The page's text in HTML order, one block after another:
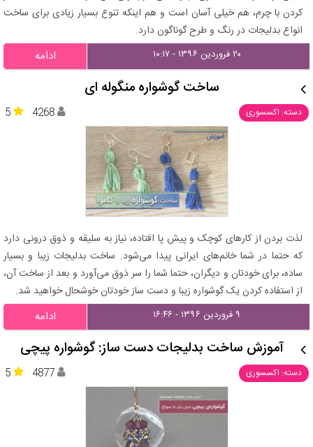
کردن با چرم، هم خیلی آسان است و هم اینکه تنوع بسیار زیادی برای ساخت
انواع بدلیجات در رنگ و طرح گوناگون دارد.
۲۰ فروردین ۱۳۹۶ - ۱۰:۱۷ ادامه
ساخت گوشواره منگوله ای
دسته: اکسسوری 5 4268
لذت بردن از کارهای کوچک و پیش پا افتاده، نیاز به سلیقه و ذوق درونی دارد
که حتما در شما خانم‌های ایرانی پیدا می‌شود. ساخت بدلیجات زیبا و بسیار
ساده، برای خودتان و دیگران، حتما شما را سر ذوق می‌آورد و بعد از ساخت آن،
از استفاده کردن یک گوشواره زیبا و دست ساز خودتان خوشحال خواهید شد.
۹ فروردین ۱۳۹۶ - ۱۶:۴۶ ادامه
آموزش ساخت بدلیجات دست ساز: گوشواره پیچی
دسته: اکسسوری 5 4877